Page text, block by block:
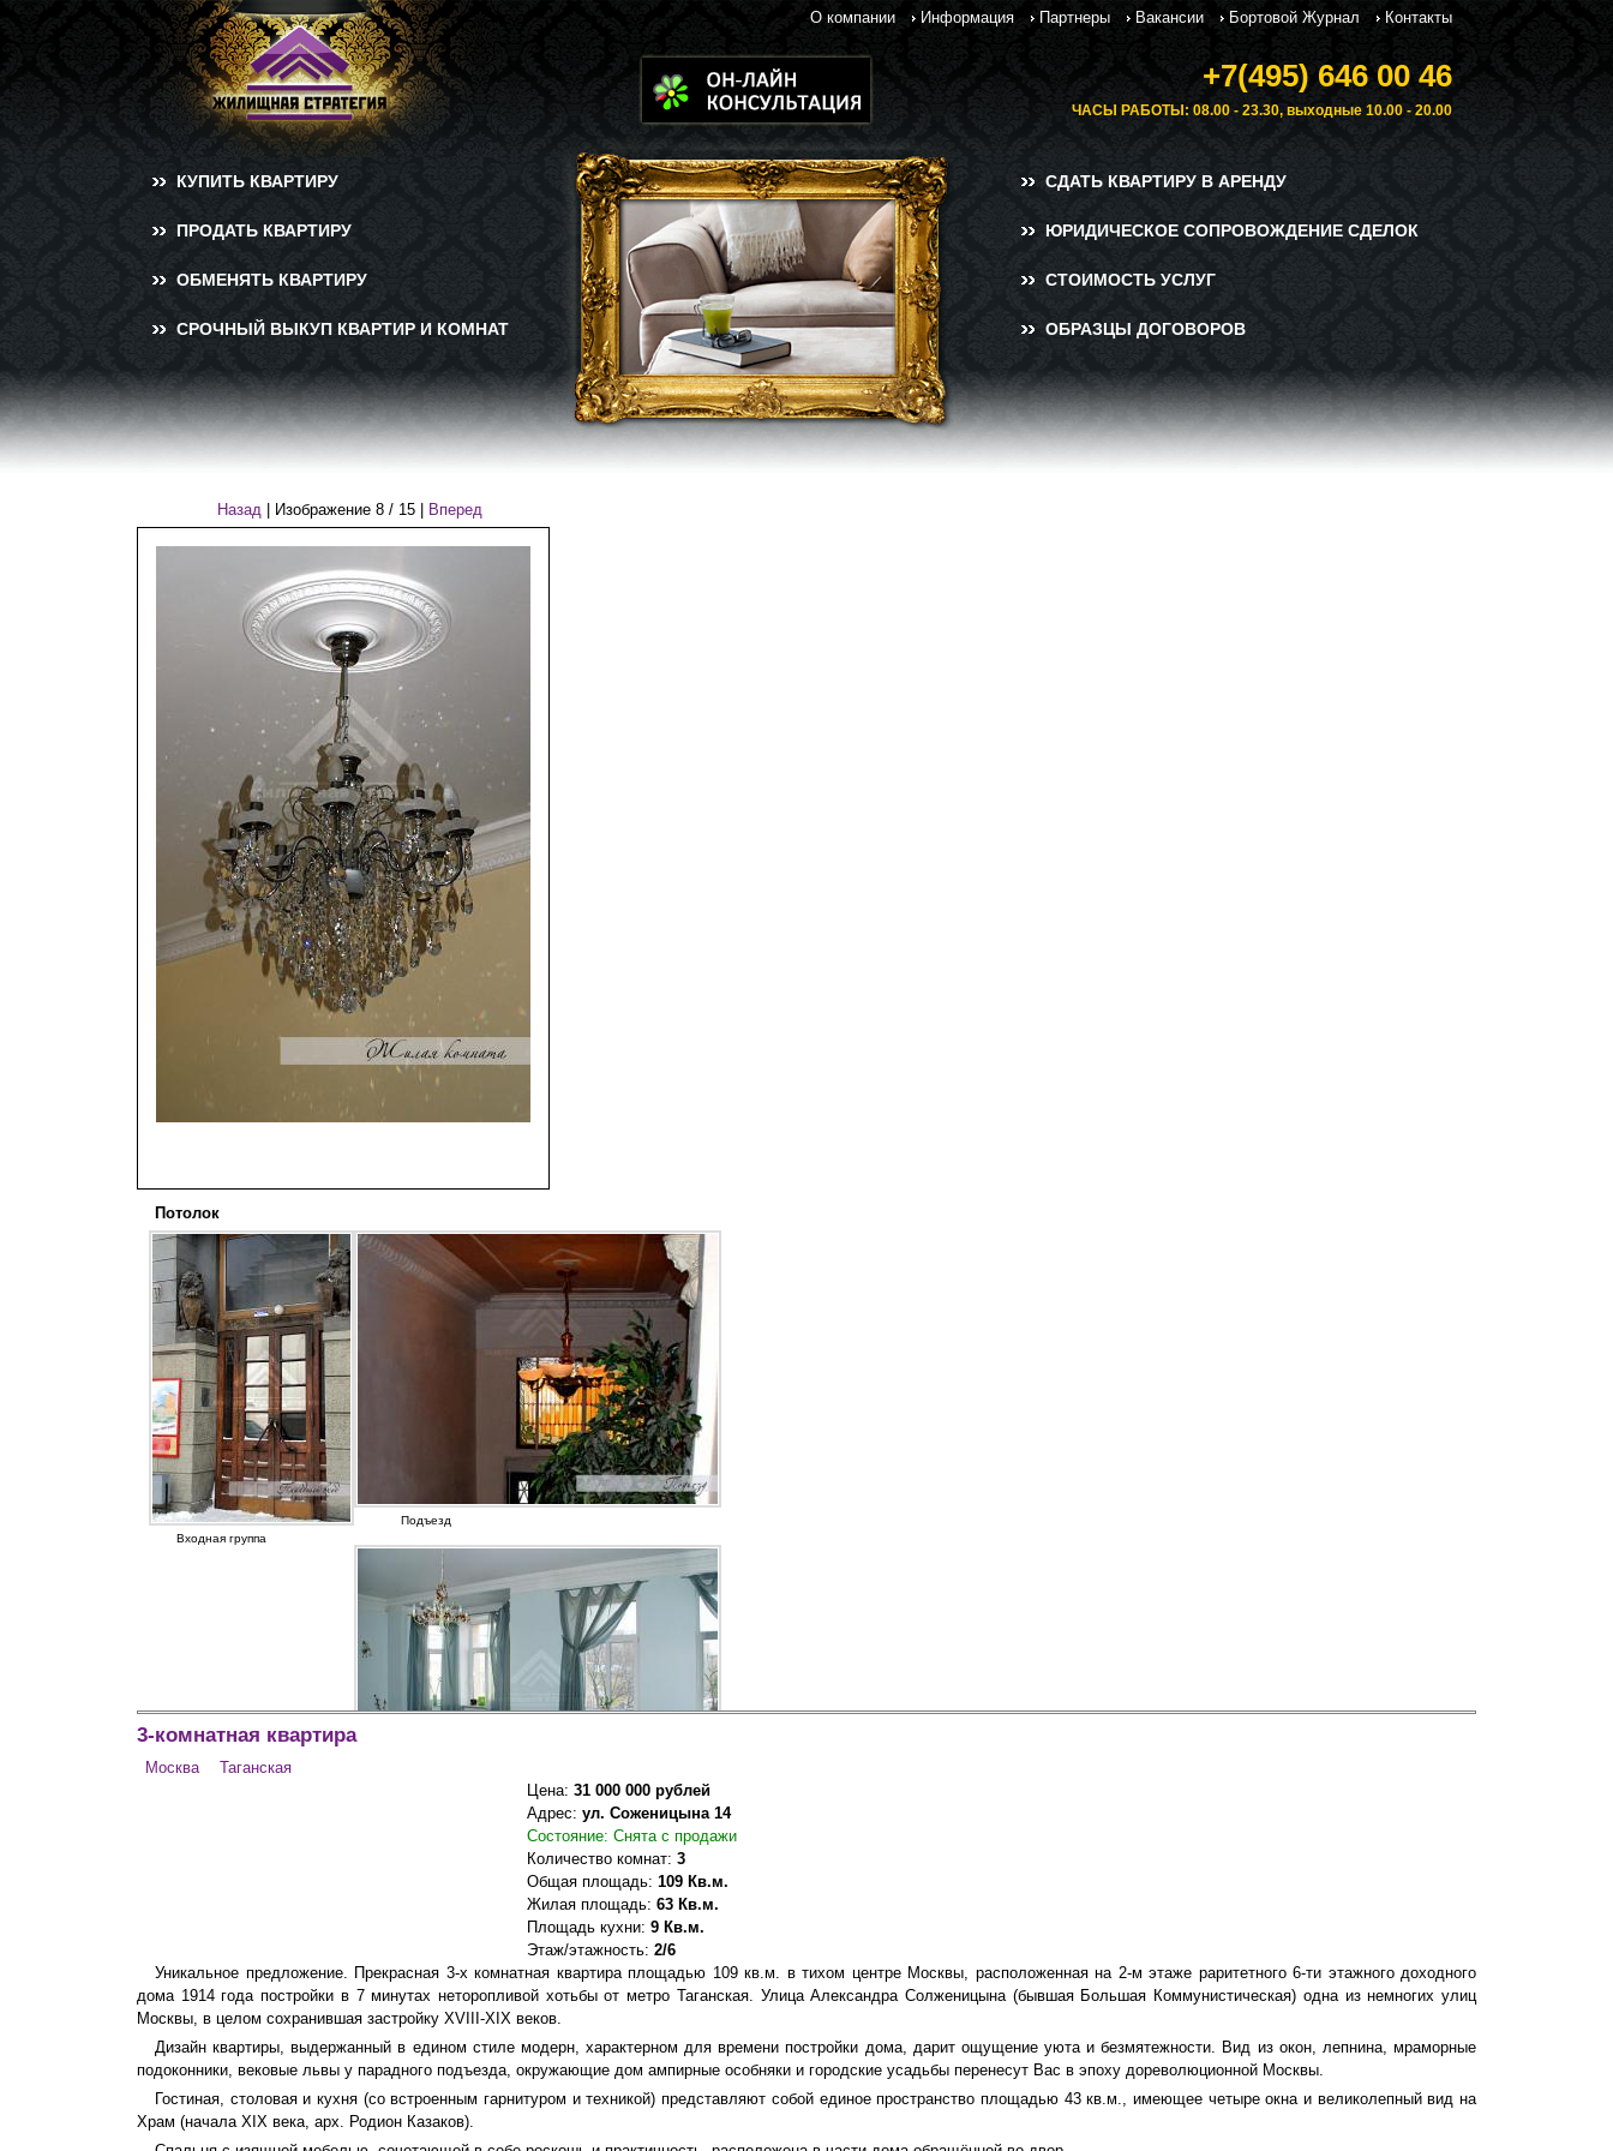
О компании Информация Партнеры Вакансии Бортовой Журнал Контакты
+7(495) 646 00 46
ЧАСЫ РАБОТЫ: 08.00 - 23.30, выходные 10.00 - 20.00
КУПИТЬ КВАРТИРУ
ПРОДАТЬ КВАРТИРУ
ОБМЕНЯТЬ КВАРТИРУ
СРОЧНЫЙ ВЫКУП КВАРТИР И КОМНАТ
СДАТЬ КВАРТИРУ В АРЕНДУ
ЮРИДИЧЕСКОЕ СОПРОВОЖДЕНИЕ СДЕЛОК
СТОИМОСТЬ УСЛУГ
ОБРАЗЦЫ ДОГОВОРОВ
Назад| Изображение 8/ 15| Вперед
Потолок
Входная группа
Подъезд
3-комнатная квартира
Москва
Таганская
Цена: 31 000 000 рублей
Адрес: ул. Соженицына 14
Состояние: Снята с продажи
Количество комнат: 3
Общая площадь: 109 Кв.м.
Жилая площадь: 63 Кв.м.
Площадь кухни: 9 Кв.м.
Этаж/этажность: 2/6
Уникальное предложение. Прекрасная 3-х комнатная квартира площадью 109 кв.м. в тихом центре Москвы, расположенная на 2-м этаже раритетного 6-ти этажного доходного
дома 1914 года постройки в 7 минутах неторопливой хотьбы от метро Таганская. Улица Александра Солженицына (бывшая Большая Коммунистическая) одна из немногих улиц
Москвы, в целом сохранившая застройку XVIII-XIX веков.
Дизайн квартиры, выдержанный в едином стиле модерн, характерном для времени постройки дома, дарит ощущение уюта и безмятежности. Вид из окон, лепнина, мраморные
подоконники, вековые львы у парадного подъезда, окружающие дом ампирные особняки и городские усадьбы перенесут Вас в эпоху дореволюционной Москвы.
Гостиная, столовая и кухня (со встроенным гарнитуром и техникой) представляют собой единое пространство площадью 43 кв.м., имеющее четыре окна и великолепный вид на
Храм (начала XIX века, арх. Родион Казаков).